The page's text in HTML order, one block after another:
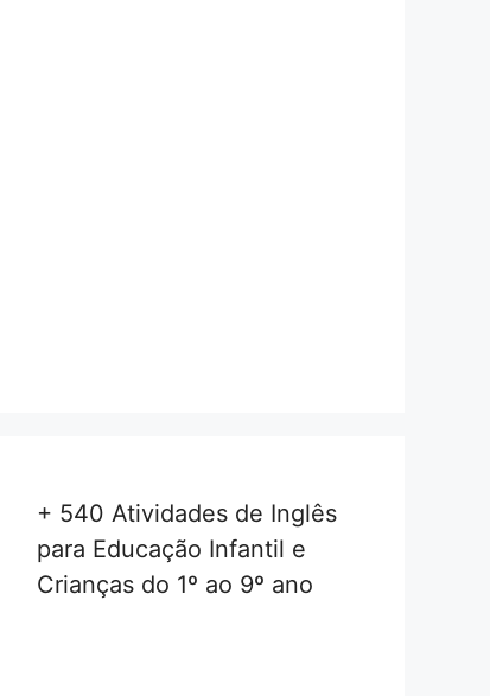
+ 540 Atividades de Inglês
para Educação Infantil e
Crianças do 1º ao 9º ano